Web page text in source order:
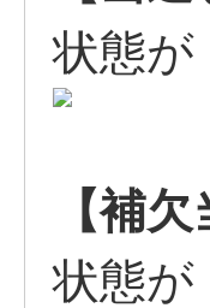
状態が
【補
状態が